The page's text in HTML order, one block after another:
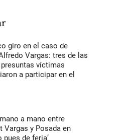
giro en el caso de
Vargas: tres de las
víctimas
a participar en el
a mano entre
Vargas y Posada en
pues de feria’